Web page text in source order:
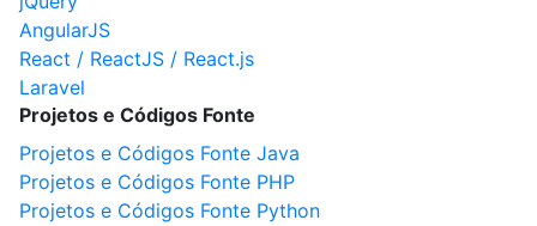
AngularJS
React / ReactJS / React.js
Laravel
Projetos e Códigos Fonte
Projetos e Códigos Fonte Java
Projetos e Códigos Fonte PHP
Projetos e Códigos Fonte Python